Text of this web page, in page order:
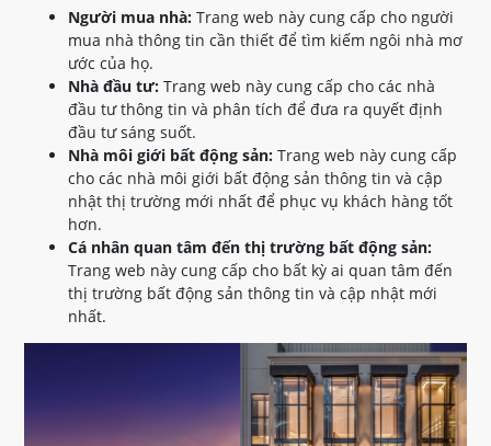
Người mua nhà: Trang web này cung cấp cho người
mua nhà thông tin cần thiết để tìm kiếm ngôi nhà mơ
ước của họ.
Nhà đầu tư: Trang web này cung cấp cho các nhà
đầu tư thông tin và phân tích để đưa ra quyết định
đầu tư sáng suốt.
Nhà môi giới bất động sản: Trang web này cung cấp
cho các nhà môi giới bất động sản thông tin và cập
nhật thị trường mới nhất để phục vụ khách hàng tốt
hơn.
Cá nhân quan tâm đến thị trường bất động sản:
Trang web này cung cấp cho bất kỳ ai quan tâm đến
thị trường bất động sản thông tin và cập nhật mới
nhất.